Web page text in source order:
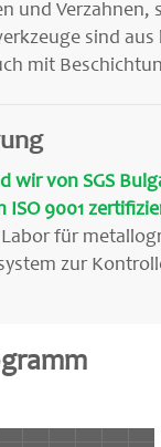
und Verzahnen,
sind
mit
wir von SGS
ISO 9001
für
zur